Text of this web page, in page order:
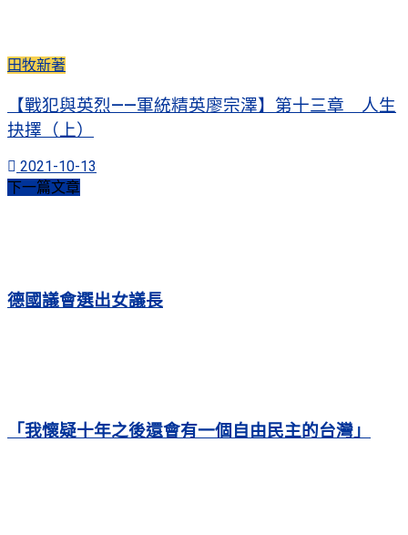
田牧新著
【戰犯與英烈——軍統精英廖宗澤】第十三章 人生
抉擇（上）
2021-10-13
下一篇文章
德國議會選出女議長
「我懷疑十年之後還會有一個自由民主的台灣」